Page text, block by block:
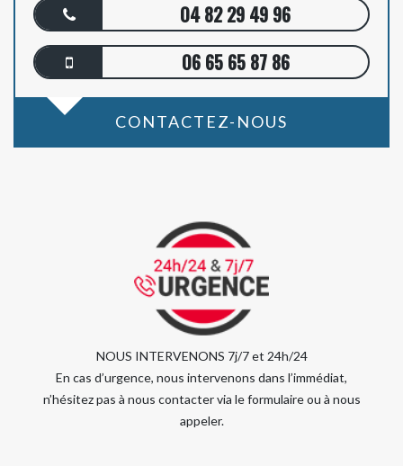
04 82 29 49 96
06 65 65 87 86
CONTACTEZ-NOUS
NOUS INTERVENONS 7j/7 et 24h/24
En cas d’urgence, nous intervenons dans l’immédiat,
n’hésitez pas à nous contacter via le formulaire ou à nous
appeler.